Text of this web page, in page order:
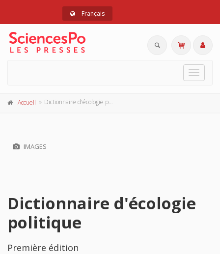
Français
Toggle
Accueil Dictionnaire d'écologie politique
IMAGES
Dictionnaire d'écologie
politique
Première édition